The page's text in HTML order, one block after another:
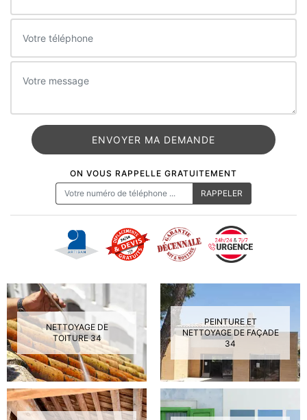
ON VOUS RAPPELLE GRATUITEMENT
NETTOYAGE DE
TOITURE 34
PEINTURE ET
NETTOYAGE DE FAÇADE
34